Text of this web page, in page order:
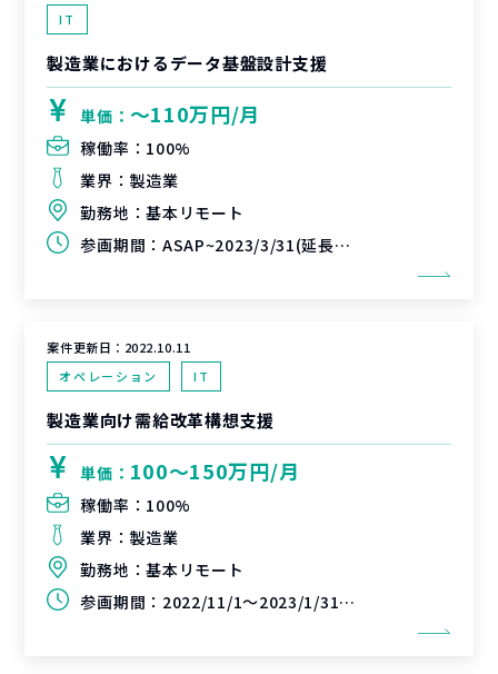
IT
製造業におけるデータ基盤設計支援
単価： 〜110万円/月
稼働率： 100%
業界： 製造業
勤務地：基本リモート
参画期間： ASAP~2023/3/31(延長可能性あり)
案件更新日： 2022.10.11
オペレーション
IT
製造業向け需給改革構想支援
単価： 100〜150万円/月
稼働率： 100%
業界： 製造業
勤務地：基本リモート
参画期間： 2022/11/1～2023/1/31（延長可能性あり）